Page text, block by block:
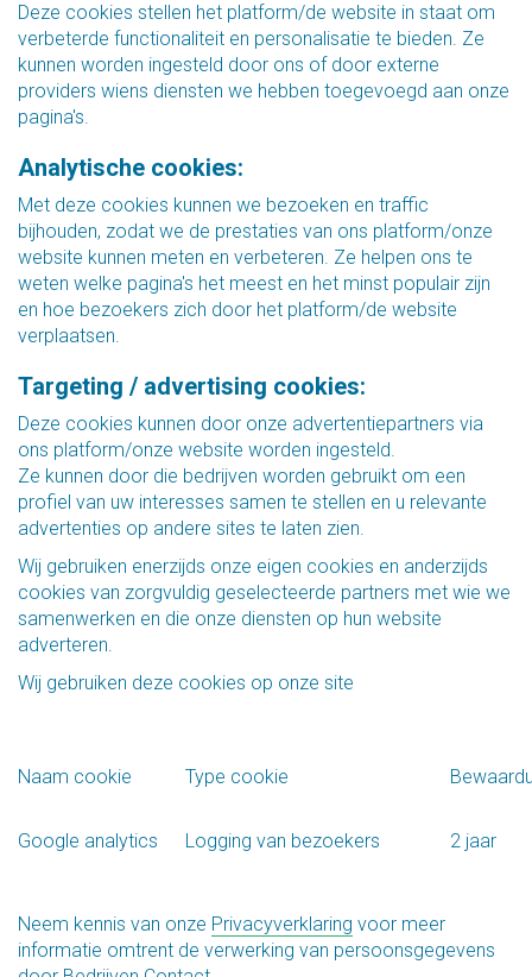
Deze cookies stellen het platform/de website in staat om
verbeterde functionaliteit en personalisatie te bieden. Ze
kunnen worden ingesteld door ons of door externe
providers wiens diensten we hebben toegevoegd aan onze
pagina's.
Analytische cookies:
Met deze cookies kunnen we bezoeken en traffic
bijhouden, zodat we de prestaties van ons platform/onze
website kunnen meten en verbeteren. Ze helpen ons te
weten welke pagina's het meest en het minst populair zijn
en hoe bezoekers zich door het platform/de website
verplaatsen.
Targeting / advertising cookies:
Deze cookies kunnen door onze advertentiepartners via
ons platform/onze website worden ingesteld.
Ze kunnen door die bedrijven worden gebruikt om een
profiel van uw interesses samen te stellen en u relevante
advertenties op andere sites te laten zien.
Wij gebruiken enerzijds onze eigen cookies en anderzijds
cookies van zorgvuldig geselecteerde partners met wie we
samenwerken en die onze diensten op hun website
adverteren.
Wij gebruiken deze cookies op onze site
Naam cookie Type cookie
Google analytics Logging van bezoekers 2 jaar
Neem kennis van onze Privacyverklaring voor meer
informatie omtrent de verwerking van persoonsgegevens